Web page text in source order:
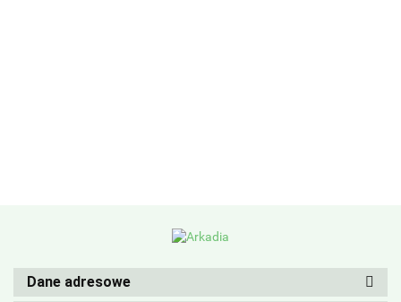
Dane adresowe